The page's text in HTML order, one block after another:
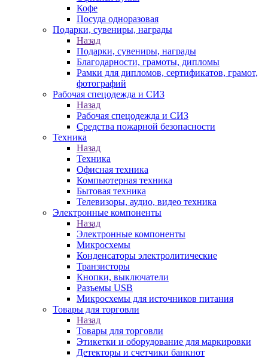
Кофе
Посуда одноразовая
Подарки, сувениры, награды
Назад
Подарки, сувениры, награды
Благодарности, грамоты, дипломы
Рамки для дипломов, сертификатов, грамот,
фотографий
Рабочая спецодежда и СИЗ
Назад
Рабочая спецодежда и СИЗ
Средства пожарной безопасности
Техника
Назад
Техника
Офисная техника
Компьютерная техника
Бытовая техника
Телевизоры, аудио, видео техника
Электронные компоненты
Назад
Электронные компоненты
Микросхемы
Конденсаторы электролитические
Транзисторы
Кнопки, выключатели
Разъемы USB
Микросхемы для источников питания
Товары для торговли
Назад
Товары для торговли
Этикетки и оборудование для маркировки
Детекторы и счетчики банкнот